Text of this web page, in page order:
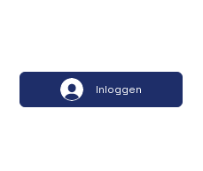
Inloggen